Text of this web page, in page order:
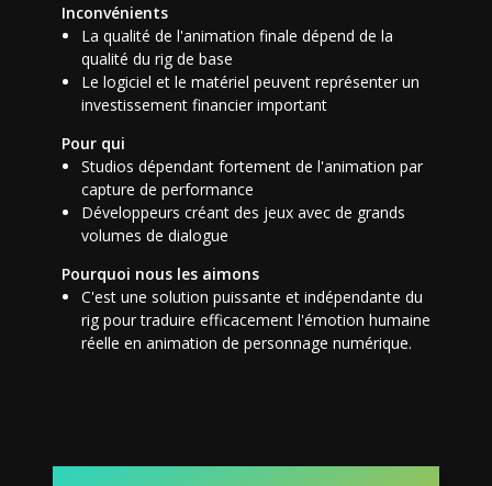
Inconvénients
La qualité de l'animation finale dépend de la
qualité du rig de base
Le logiciel et le matériel peuvent représenter un
investissement financier important
Pour qui
Studios dépendant fortement de l'animation par
capture de performance
Développeurs créant des jeux avec de grands
volumes de dialogue
Pourquoi nous les aimons
C'est une solution puissante et indépendante du
rig pour traduire efficacement l'émotion humaine
réelle en animation de personnage numérique.